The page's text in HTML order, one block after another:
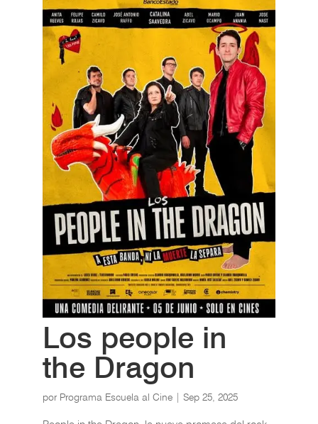
Los people in
the Dragon
por Programa Escuela al Cine| Sep 25, 2025